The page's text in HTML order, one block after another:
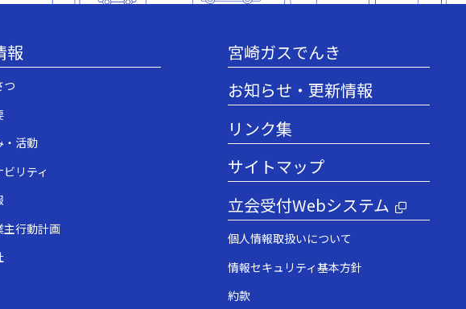
報
つ
・活動
リティ
主行動計画
宮崎ガスでんき
お知らせ・更新情報
リンク集
サイトマップ
立会受付Webシステム
個人情報取扱いについて
情報セキュリティ基本方針
約款